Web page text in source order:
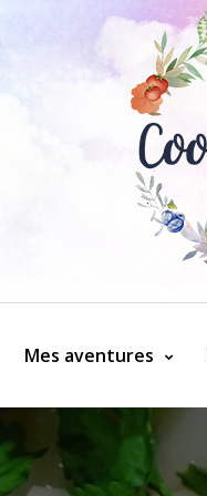
Mes aventures